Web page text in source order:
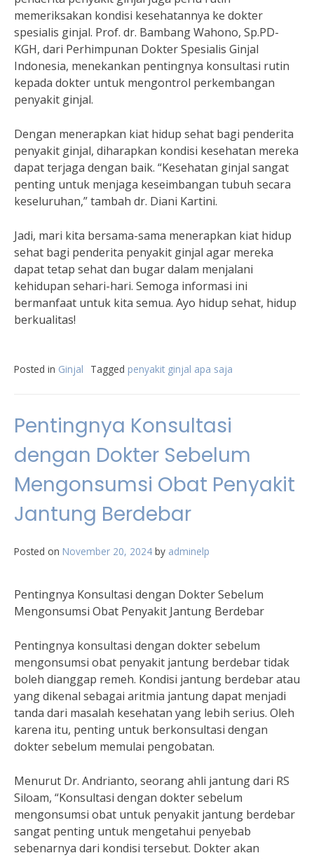
memeriksakan kondisi kesehatannya ke dokter
spesialis ginjal. Prof. dr. Bambang Wahono, Sp.PD-
KGH, dari Perhimpunan Dokter Spesialis Ginjal
Indonesia, menekankan pentingnya konsultasi rutin
kepada dokter untuk mengontrol perkembangan
penyakit ginjal.
Dengan menerapkan kiat hidup sehat bagi penderita
penyakit ginjal, diharapkan kondisi kesehatan mereka
dapat terjaga dengan baik. “Kesehatan ginjal sangat
penting untuk menjaga keseimbangan tubuh secara
keseluruhan,” tambah dr. Diani Kartini.
Jadi, mari kita bersama-sama menerapkan kiat hidup
sehat bagi penderita penyakit ginjal agar mereka
dapat tetap sehat dan bugar dalam menjalani
kehidupan sehari-hari. Semoga informasi ini
bermanfaat untuk kita semua. Ayo hidup sehat, hidup
berkualitas!
Posted in Ginjal Tagged penyakit ginjal apa saja
Pentingnya Konsultasi
dengan Dokter Sebelum
Mengonsumsi Obat Penyakit
Jantung Berdebar
Posted on November 20, 2024 by adminelp
Pentingnya Konsultasi dengan Dokter Sebelum
Mengonsumsi Obat Penyakit Jantung Berdebar
Pentingnya konsultasi dengan dokter sebelum
mengonsumsi obat penyakit jantung berdebar tidak
boleh dianggap remeh. Kondisi jantung berdebar atau
yang dikenal sebagai aritmia jantung dapat menjadi
tanda dari masalah kesehatan yang lebih serius. Oleh
karena itu, penting untuk berkonsultasi dengan
dokter sebelum memulai pengobatan.
Menurut Dr. Andrianto, seorang ahli jantung dari RS
Siloam, “Konsultasi dengan dokter sebelum
mengonsumsi obat untuk penyakit jantung berdebar
sangat penting untuk mengetahui penyebab
sebenarnya dari kondisi tersebut. Dokter akan